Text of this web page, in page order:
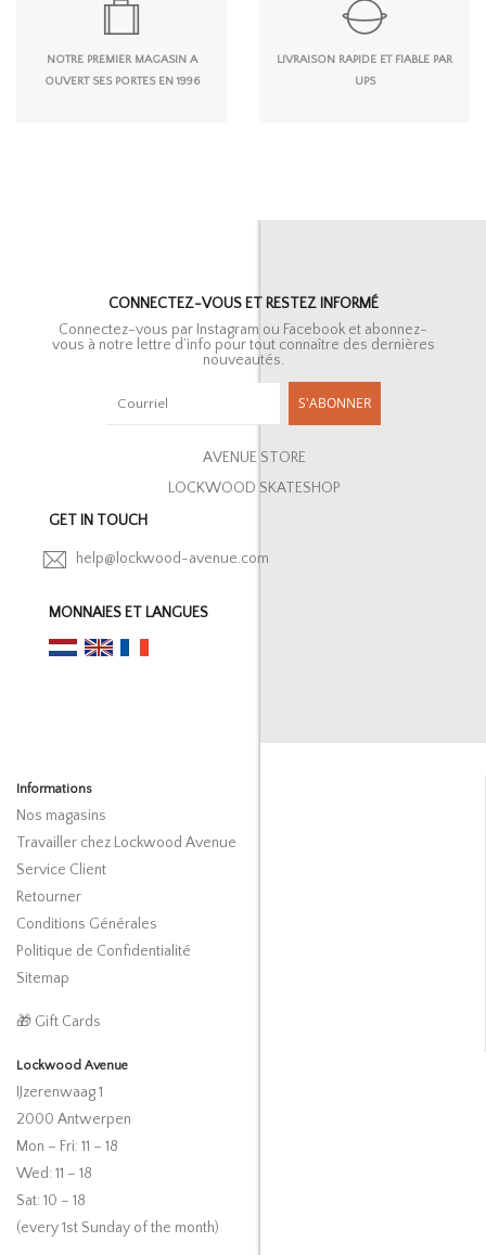
NOTRE PREMIER MAGASIN A
OUVERT SES PORTES EN 1996
LIVRAISON RAPIDE ET FIABLE PAR
UPS
CONNECTEZ-VOUS ET RESTEZ INFORMÉ
Connectez-vous par Instagram ou Facebook et abonnez-
vous à notre lettre d’info pour tout connaître des dernières
nouveautés.
S'ABONNER
AVENUE STORE
LOCKWOOD SKATESHOP
GET IN TOUCH
help@lockwood-avenue.com
MONNAIES ET LANGUES
Informations
Nos magasins
Travailler chez Lockwood Avenue
Service Client
Retourner
Conditions Générales
Politique de Confidentialité
Sitemap
🎁 Gift Cards
Lockwood Avenue
IJzerenwaag 1
2000 Antwerpen
Mon – Fri: 11 – 18
Wed: 11 – 18
Sat: 10 – 18
(every 1st Sunday of the month)